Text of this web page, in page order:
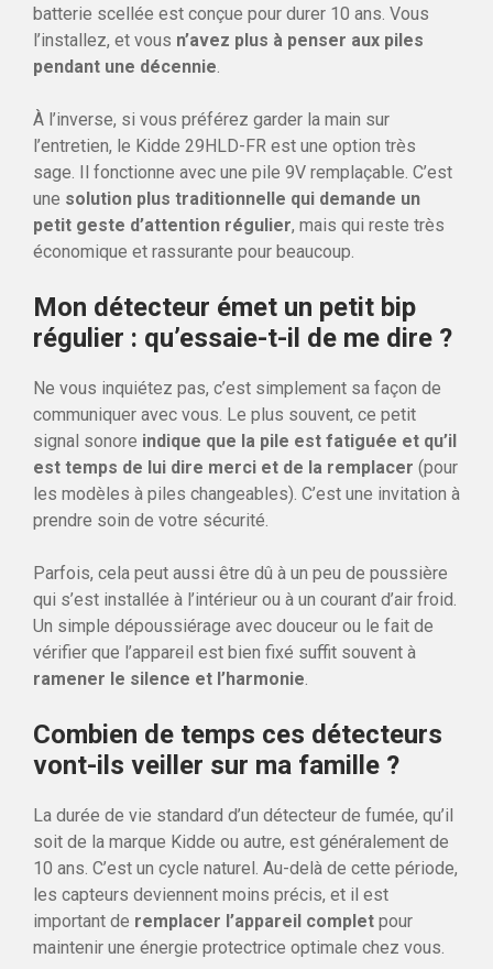
batterie scellée est conçue pour durer 10 ans. Vous
l’installez, et vous n’avez plus à penser aux piles
pendant une décennie.
À l’inverse, si vous préférez garder la main sur
l’entretien, le Kidde 29HLD-FR est une option très
sage. Il fonctionne avec une pile 9V remplaçable. C’est
une solution plus traditionnelle qui demande un
petit geste d’attention régulier, mais qui reste très
économique et rassurante pour beaucoup.
Mon détecteur émet un petit bip
régulier : qu’essaie-t-il de me dire ?
Ne vous inquiétez pas, c’est simplement sa façon de
communiquer avec vous. Le plus souvent, ce petit
signal sonore indique que la pile est fatiguée et qu’il
est temps de lui dire merci et de la remplacer (pour
les modèles à piles changeables). C’est une invitation à
prendre soin de votre sécurité.
Parfois, cela peut aussi être dû à un peu de poussière
qui s’est installée à l’intérieur ou à un courant d’air froid.
Un simple dépoussiérage avec douceur ou le fait de
vérifier que l’appareil est bien fixé suffit souvent à
ramener le silence et l’harmonie.
Combien de temps ces détecteurs
vont-ils veiller sur ma famille ?
La durée de vie standard d’un détecteur de fumée, qu’il
soit de la marque Kidde ou autre, est généralement de
10 ans. C’est un cycle naturel. Au-delà de cette période,
les capteurs deviennent moins précis, et il est
important de remplacer l’appareil complet pour
maintenir une énergie protectrice optimale chez vous.